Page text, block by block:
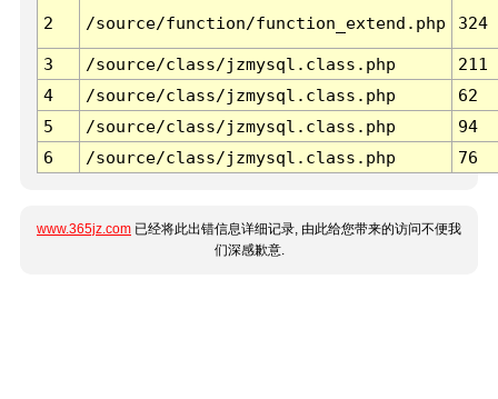
2 /source/function/function_extend.php 324
3 /source/class/jzmysql.class.php
211
4
/source/class/jzmysql.class.php
62
5
/source/class/jzmysql.class.php
94
6
/source/class/jzmysql.class.php 76
www.365jz.com 已经将此出错信息详细记录, 由此给您带来的访问不便我
们深感歉意.